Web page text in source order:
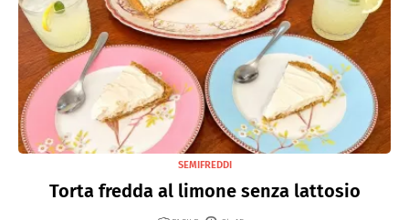
SEMIFREDDI
Torta fredda al limone senza lattosio